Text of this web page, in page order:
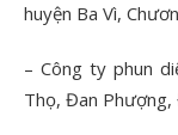
huyện Ba Vì,
– Công ty phun
Thọ, Đan Phượng,